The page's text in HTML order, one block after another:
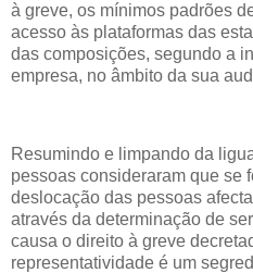
à greve, os mínimos padrões
acesso às plataformas das
das composições, segundo a
empresa, no âmbito da sua
Resumindo e limpando da
pessoas consideraram que se
deslocação das pessoas
através da determinação de
causa o direito à greve
representatividade é um